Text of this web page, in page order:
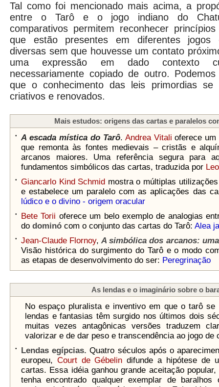
Tal como foi mencionado mais acima, a
entre o Tarô e o jogo indiano do
comparativos permitem reconhecer
que estão presentes em diferentes jogos
diversas sem que houvesse um contato
uma expressão em dado contexto
necessariamente copiado de outro.
que o conhecimento das leis primordias se
criativos e renovados.
Mais estudos: origens das cartas e paralelos
• A escada mística do Tarô. Andrea Vitali oferece
que remonta às fontes medievais – cristãs e
arcanos maiores. Uma referência segura para
fundamentos simbólicos das cartas, traduzida por
• Giancarlo Kind Schmid mostra o múltiplas
e estabelece um paralelo com as aplicações das
lúdico e o divino - origem oracular
• Bete Torii oferece um belo exemplo de analogias
do dominó com o conjunto das cartas do Tarô: Alea
• Jean-Claude Flornoy,A simbólica dos arcanos:
Visão histórica do surgimento do Tarô e o modo
as etapas de desenvolvimento do ser: Peregrinação
As lendas e o imaginário sobre o
No espaço pluralista e inventivo em que o tarô se
lendas e fantasias têm surgido nos últimos dois
muitas vezes antagônicas versões traduzem
valorizar e de dar peso e transcendência ao jogo de
• Lendas egípcias. Quatro séculos após o
europeu, Court de Gébelindifunde a hipótese de
cartas. Essa idéia ganhou grande aceitação
tenha encontrado qualquer exemplar de